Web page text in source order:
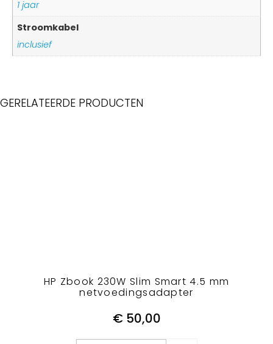
1 jaar
Stroomkabel
inclusief
GERELATEERDE PRODUCTEN
HP Zbook 230W Slim Smart 4.5 mm
netvoedingsadapter
€50,00